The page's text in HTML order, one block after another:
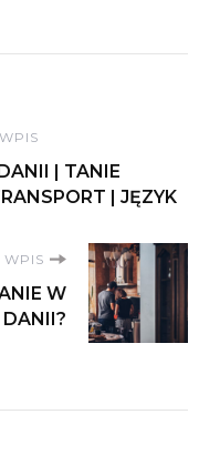
| TANIE
| JĘZYK
WPIS
W
DANII?